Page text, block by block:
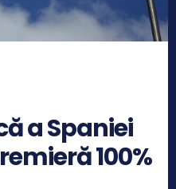
a Spaniei
100%